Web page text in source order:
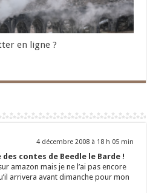
en ligne ?
4 décembre 2008 à 18 h 05 min
contes de Beedle le Barde !
amazon mais je ne l’ai pas encore
arrivera avant dimanche pour mon